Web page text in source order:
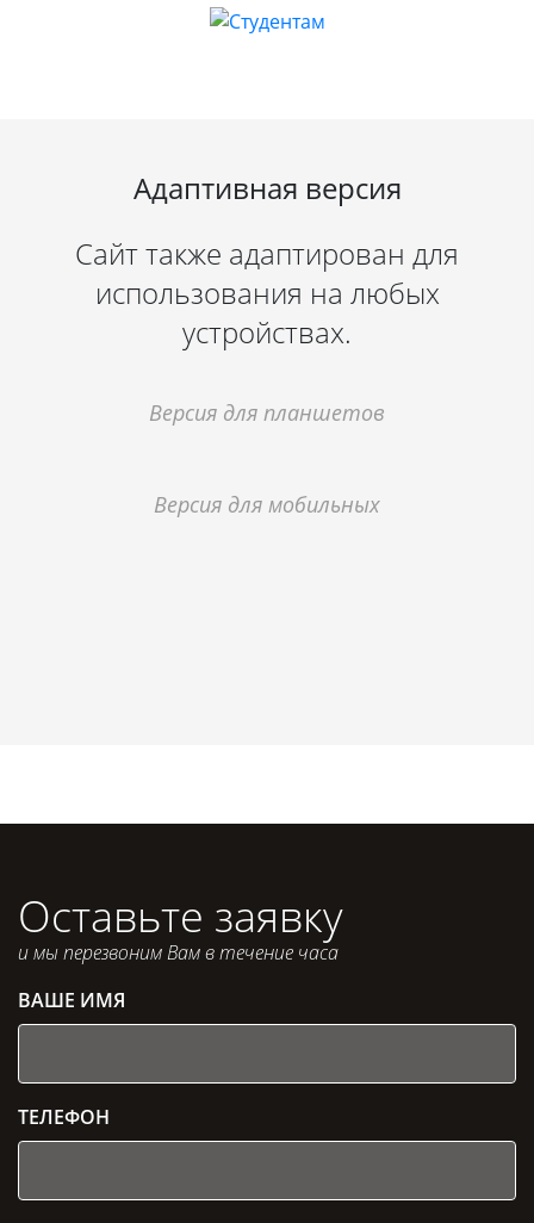
Адаптивная версия
Сайт также адаптирован для
использования на любых
устройствах.
Версия для планшетов
Версия для мобильных
Оставьте заявку
и мы перезвоним Вам в течение часа
ВАШЕ ИМЯ
ТЕЛЕФОН